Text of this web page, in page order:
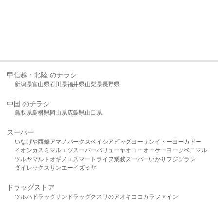
甲信越・北陸 のチラシ
新潟県富山県石川県福井県山梨県長野県
中国 のチラシ
鳥取県島根県岡山県広島県山口県
スーパー
いなげや西條アマノパークスベイシア ビッグヨーサンイトーヨーカドー
イオンカスミ マルエツスーパーバリューヤオコーオーケー ヨークベニマル
ツルヤマルト オギノ エスマート ライフ業務スーパーいかり フジグラン
ダイレックスサンエーイズミヤ
ドラッグストア
ツルハドラッグサンドラッグクスリのアオキ ココカラファイン